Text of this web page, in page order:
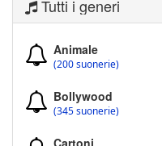
Tutti i generi
Animale
(200 suonerie)
Bollywood
(345 suonerie)
Cartoni